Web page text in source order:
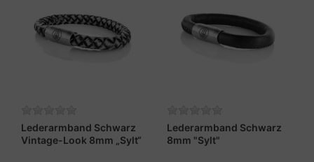
Lederarmband Schwarz
Vintage-Look 8mm „Sylt“
Lederarmband Schwarz
8mm "Sylt"